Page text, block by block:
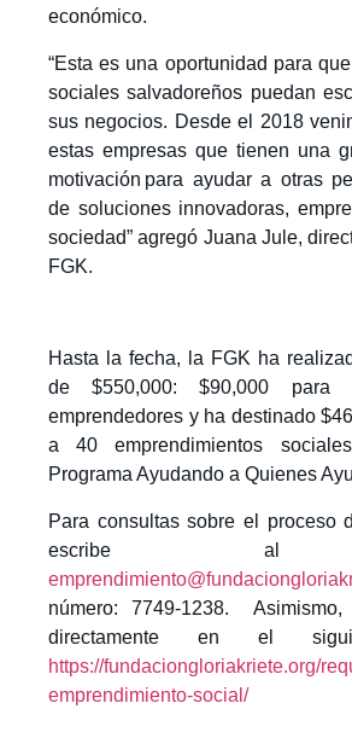
económico.
“Esta es una oportunidad para
sociales salvadoreños puedan
sus negocios. Desde el 2018
estas empresas que tienen una
motivación para ayudar a otras
de soluciones innovadoras,
sociedad” agregó Juana Jule,
FGK.
Hasta la fecha, la FGK ha
de $550,000: $90,000
emprendedores y ha destinado
a 40 emprendimientos
Programa Ayudando a Quienes
Para consultas sobre el proceso
escribe al
número: 7749-1238. Asimismo,
directamente en el
https://fundaciongloriakriete.org/
emprendimiento-social/